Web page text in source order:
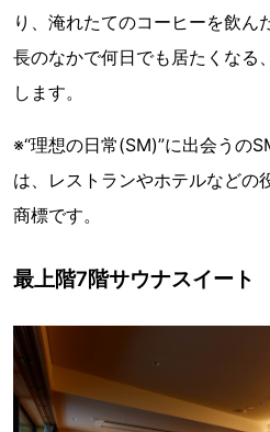
り、淹れたてのコーヒーを飲ん
長のなかで何日でも居たくなる
します。
※“理想の日常(SM)”に出会うの
は、レストランやホテルなどの
商標です。
最上階7階サウナスイート